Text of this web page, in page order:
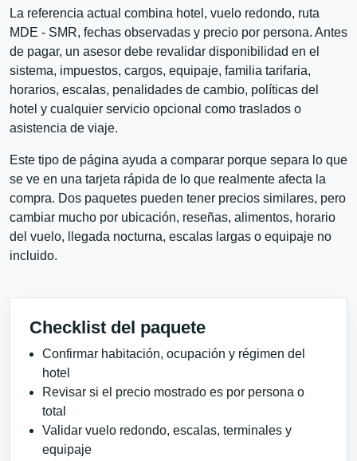
La referencia actual combina hotel, vuelo redondo, ruta
MDE - SMR, fechas observadas y precio por persona. Antes
de pagar, un asesor debe revalidar disponibilidad en el
sistema, impuestos, cargos, equipaje, familia tarifaria,
horarios, escalas, penalidades de cambio, políticas del
hotel y cualquier servicio opcional como traslados o
asistencia de viaje.
Este tipo de página ayuda a comparar porque separa lo que
se ve en una tarjeta rápida de lo que realmente afecta la
compra. Dos paquetes pueden tener precios similares, pero
cambiar mucho por ubicación, reseñas, alimentos, horario
del vuelo, llegada nocturna, escalas largas o equipaje no
incluido.
Checklist del paquete
Confirmar habitación, ocupación y régimen del
hotel
Revisar si el precio mostrado es por persona o
total
Validar vuelo redondo, escalas, terminales y
equipaje